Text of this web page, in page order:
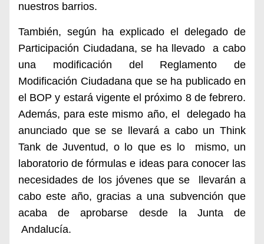
nuestros barrios.
También, según ha explicado el delegado de
Participación Ciudadana, se ha llevado
a cabo
una modificación del Reglamento de
Modificación Ciudadana que se ha publicado en
el BOP y estará vigente el próximo 8 de febrero.
Además, para este mismo año, el
delegado ha
anunciado que se se llevará a cabo un Think
Tank de Juventud, o lo que es lo
mismo, un
laboratorio de fórmulas e ideas para conocer las
necesidades de los jóvenes que se
llevarán a
cabo este año, gracias a una subvención que
acaba de aprobarse desde la Junta de
Andalucía.